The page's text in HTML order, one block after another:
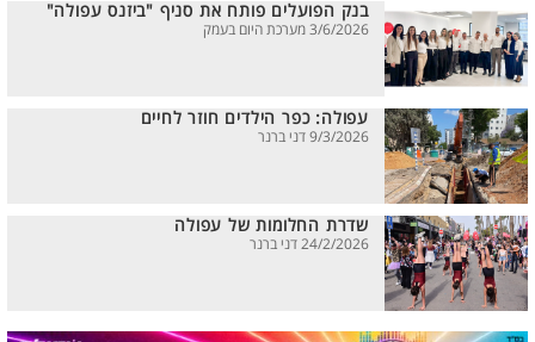
בנק הפועלים פותח את סניף "ביזנס עפולה"
3/6/2026 מערכת היום בעמק
עפולה: כפר הילדים חוזר לחיים
9/3/2026 דני ברנר
שדרת החלומות של עפולה
24/2/2026 דני ברנר